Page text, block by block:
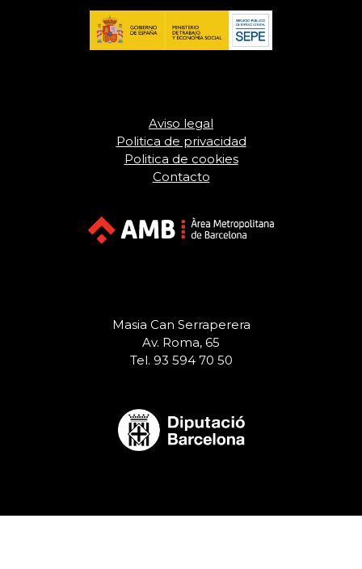
Aviso legal
Politica de privacidad
Politica de cookies
Contacto
Masia Can Serraperera
Av. Roma, 65
Tel. 93 594 70 50